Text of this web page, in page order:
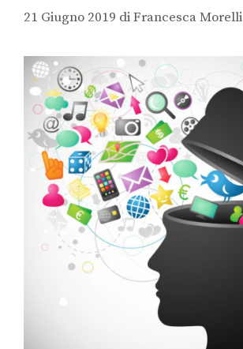
21 Giugno 2019 diFrancesca Morelli